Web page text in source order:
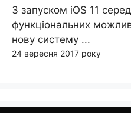
З запуском iOS 11
функціональних
нову систему ...
24 вересня 2017 року